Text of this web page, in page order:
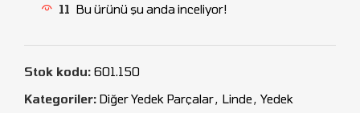
11 Bu ürünü şu anda inceliyor!
Stok kodu: 601.150
Kategoriler: Diğer Yedek Parçalar, Linde, Yedek